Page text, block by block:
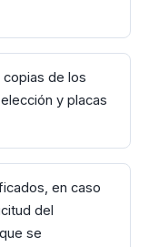
copias de los
y placas
en caso
del
se